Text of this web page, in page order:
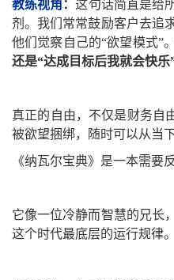
教练视角 ：这句话简直是给
剂。我们常常鼓励客户去追
他们觉察自己的“欲望模式”
还是“达成目标后我就会快乐
真正的自由，不仅是财务
被欲望捆绑，随时可以从当
《纳瓦尔宝典》是一本需要
它像一位冷静而智慧的兄长
这个时代最底层的运行规律。